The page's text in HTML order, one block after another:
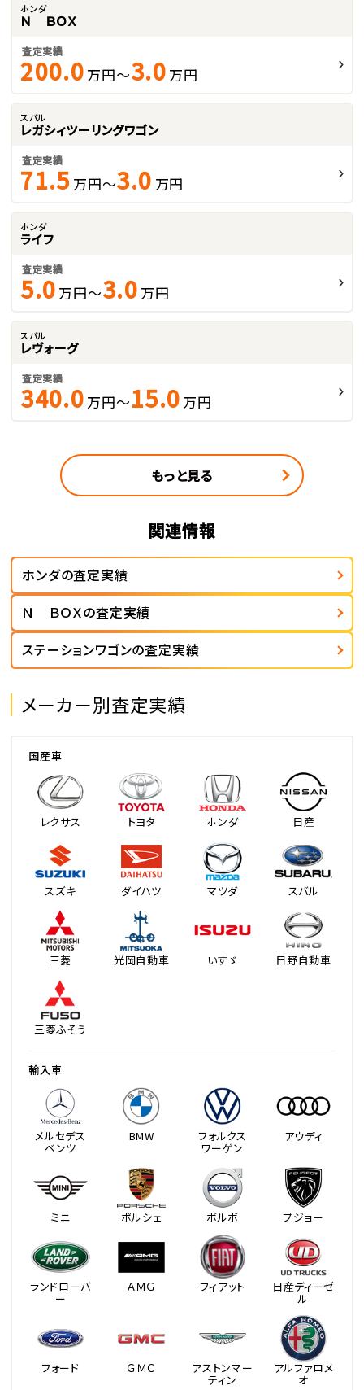
ホンダ
Ｎ ＢＯＸ
査定実績
200.0 万円～3.0 万円
スバル
レガシィツーリングワゴン
査定実績
71.5 万円～3.0 万円
ホンダ
ライフ
査定実績
5.0 万円～3.0 万円
スバル
レヴォーグ
査定実績
340.0 万円～15.0 万円
もっと見る
関連情報
ホンダの査定実績
Ｎ ＢＯＸの査定実績
ステーションワゴンの査定実績
メーカー別査定実績
国産車
レクサス トヨタ ホンダ 日産
スズキ ダイハツ マツダ スバル
三菱 光岡自動車 いすゞ 日野自動車
三菱ふそう
輸入車
メルセデス
ベンツ
BMW フォルクス
ワーゲン
アウディ
ミニ ポルシェ ボルボ プジョー
ランドローバ
ー
ＡＭＧ フィアット 日産ディーゼ
ル
フォード ＧＭＣ アストンマー
ティン
アルファロメ
オ